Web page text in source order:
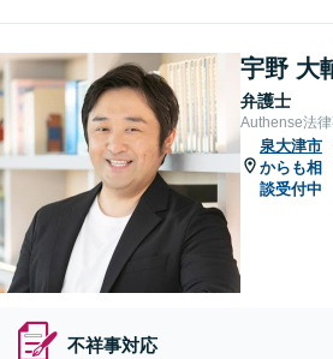
宇野 大
弁護士
Authense法
泉大津市
からも相
談受付中
不祥事対応